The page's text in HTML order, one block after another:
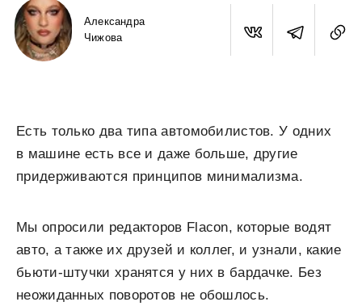
Александра
Чижова
Есть только два типа автомобилистов. У одних
в машине есть все и даже больше, другие
придерживаются принципов минимализма.
Мы опросили редакторов Flacon, которые водят
авто, а также их друзей и коллег, и узнали, какие
бьюти-штучки хранятся у них в бардачке. Без
неожиданных поворотов не обошлось.